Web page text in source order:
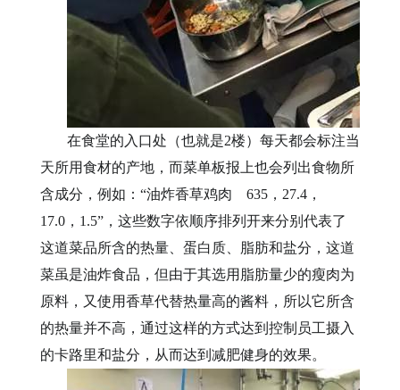
在食堂的入口处（也就是2楼）每天都会标注当
天所用食材的产地，而菜单板报上也会列出食物所
含成分，例如： “油炸香草鸡肉 635，27.4，
17.0，1.5”，这些数字依顺序排列开来分别代表了
这道菜品所含的热量、蛋白质、脂肪和盐分，这道
菜虽是油炸食品，但由于其选用脂肪量少的瘦肉为
原料，又使用香草代替热量高的酱料，所以它所含
的热量并不高，通过这样的方式达到控制员工摄入
的卡路里和盐分，从而达到减肥健身的效果。